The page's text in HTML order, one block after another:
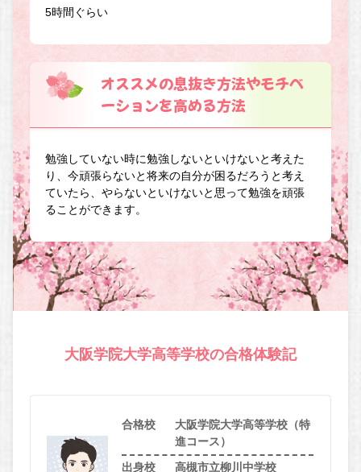
5時間ぐらい
オススメの息抜き方法やモチベ
ーションを高める方法
勉強していない時に勉強しないといけないと考えた
り、今頑張らないと将来の自分が困るだろうと考え
ていたら、やらないといけないと思って勉強を頑張
ることができます。
大阪学院大学高等学校の合格体験記
合格校
大阪学院大学高等学校（特
進コース）
出身校 高槻市立柳川中学校